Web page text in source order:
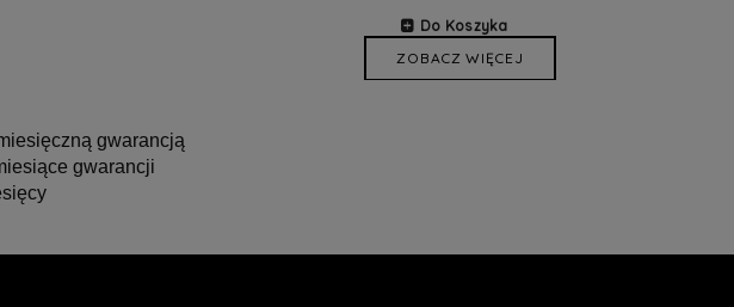
Do Koszyka
ZOBACZ WIĘCEJ
gwarancją
gwarancji